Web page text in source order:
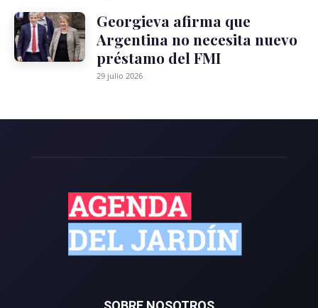
Georgieva afirma que
Argentina no necesita nuevo
préstamo del FMI
29 julio 2026